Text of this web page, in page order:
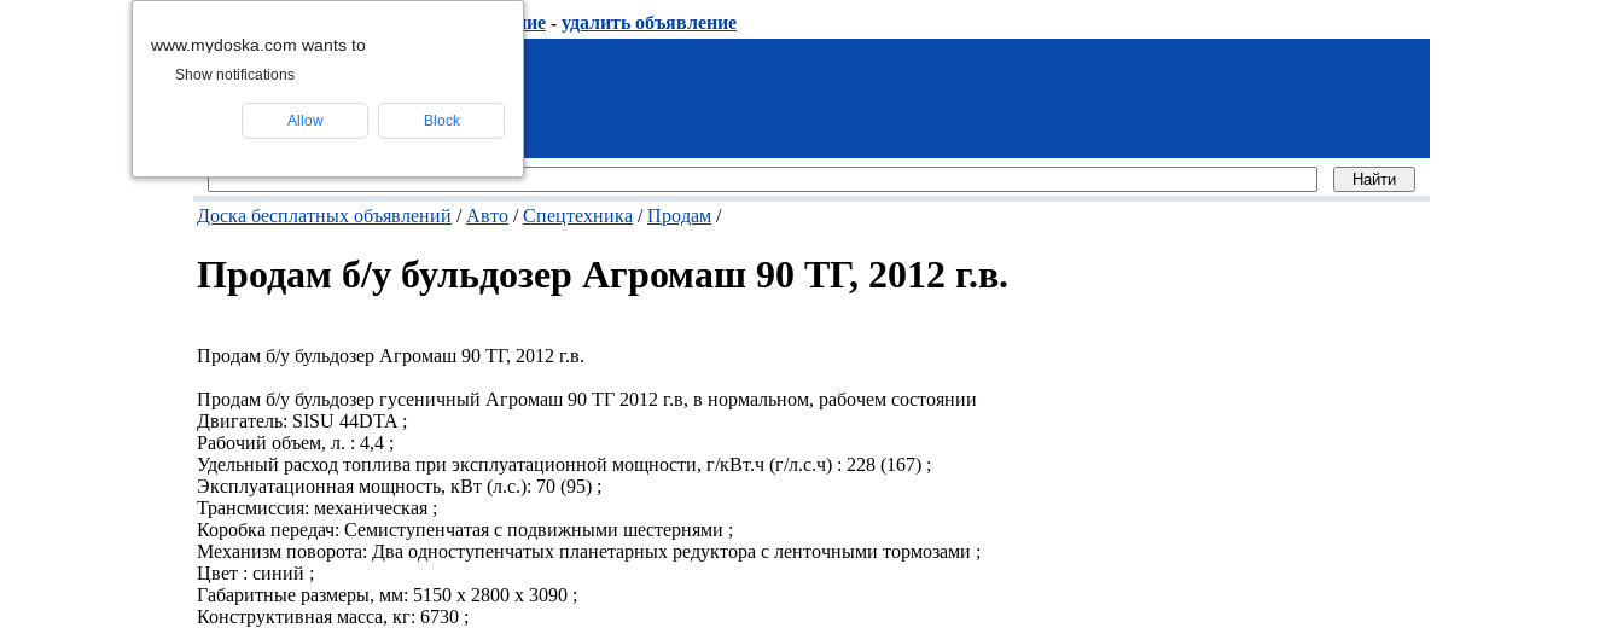
подать объявление - удалить объявление
Доска бесплатных объявлений / Авто /Спецтехника /Продам /
Продам б/у бульдозер Агромаш 90 ТГ, 2012 г.в.
Продам б/у бульдозер Агромаш 90 ТГ, 2012 г.в.
Продам б/у бульдозер гусеничный Агромаш 90 ТГ 2012 г.в, в нормальном, рабочем состоянии
Двигатель: SISU 44DTA ;
Рабочий объем, л. : 4,4 ;
Удельный расход топлива при эксплуатационной мощности, г/кВт.ч (г/л.с.ч) : 228 (167) ;
Эксплуатационная мощность, кВт (л.с.): 70 (95) ;
Трансмиссия: механическая ;
Коробка передач: Семиступенчатая с подвижными шестернями ;
Механизм поворота: Два одноступенчатых планетарных редуктора с ленточными тормозами ;
Цвет : синий ;
Габаритные размеры, мм: 5150 х 2800 х 3090 ;
Конструктивная масса, кг: 6730 ;
www.mydoska.com wants to
Show notifications
Allow Block